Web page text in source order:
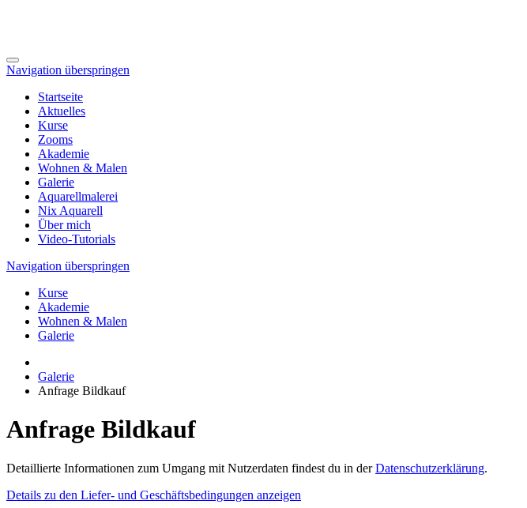
Navigation überspringen
Startseite
Aktuelles
Kurse
Zooms
Akademie
Wohnen & Malen
Galerie
Aquarellmalerei
Nix Aquarell
Über mich
Video-Tutorials
Navigation überspringen
Kurse
Akademie
Wohnen & Malen
Galerie
Galerie
Anfrage Bildkauf
Anfrage Bildkauf
Detaillierte Informationen zum Umgang mit Nutzerdaten findest du in derDatenschutzerklärung.
Details zu den Liefer- und Geschäftsbedingungen anzeigen